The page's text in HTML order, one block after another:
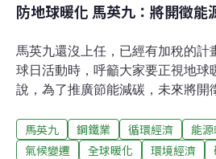
防地球暖化 馬英九：將開徵能
馬英九還沒上任，已經有加稅的計
球日活動時，呼籲大家要正視地球
說，為了推廣節能減碳，未來將開
的水量，超過的話水價恐怕就會累
「必須要建立碳權交易的制度，我
馬英九 鋼鐵業 循環經濟 能
氣候變遷
全球暖化 環境經濟